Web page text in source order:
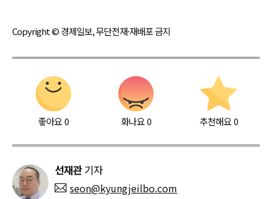
Copyright © 경제일보, 무단전재·재배포 금지
좋아요0 화나요0 추천해요 0
선재관 기자
seon@kyungjeilbo.com